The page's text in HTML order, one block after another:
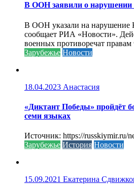
В ООН заявили о нарушении
В ООН указали на нарушение
сообщает РИА «Новости».
военных противоречат правам
Зарубежье Новости
18.04.2023 Анастасия
«Диктант Победы» пройдёт
семи языках
Источник: https://russkiymir.ru/
Зарубежье История Новости
15.09.2021 Екатерина